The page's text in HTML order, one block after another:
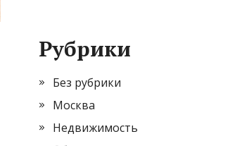
Рубрики
Без рубрики
Москва
Недвижимость